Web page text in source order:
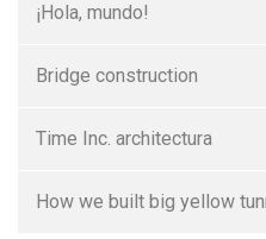
¡Hola, mundo!
Bridge construction
Time Inc. architectura
How we built big yellow